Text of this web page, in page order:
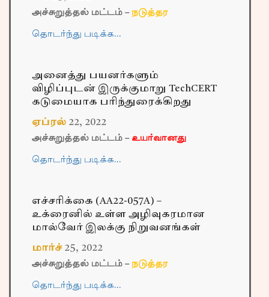
அச்சுறுத்தல் மட்டம் – நடுத்தர
தொடர்ந்து படிக்க…
அனைத்து பயனர்களும்
விழிப்புடன் இருக்குமாறு TechCERT
கடுமையாக பரிந்துரைக்கிறது
ஏப்ரல் 22, 2022
அச்சுறுத்தல் மட்டம் – உயர்வானது
தொடர்ந்து படிக்க…
எச்சரிக்கை (AA22-057A) –
உக்ரைனில் உள்ள அழிவுகரமான
மால்வேர் இலக்கு நிறுவனங்கள்
மார்ச் 25, 2022
அச்சுறுத்தல் மட்டம் – நடுத்தர
தொடர்ந்து படிக்க…